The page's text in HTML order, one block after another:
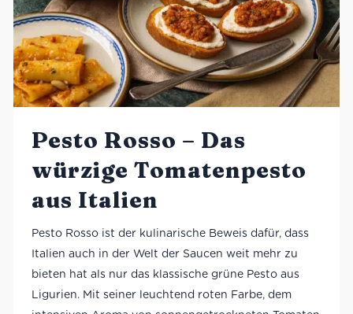
Pesto Rosso – Das
würzige Tomatenpesto
aus Italien
Pesto Rosso ist der kulinarische Beweis dafür, dass
Italien auch in der Welt der Saucen weit mehr zu
bieten hat als nur das klassische grüne Pesto aus
Ligurien. Mit seiner leuchtend roten Farbe, dem